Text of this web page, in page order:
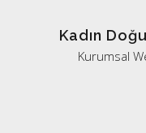
Kadın
Kurumsal